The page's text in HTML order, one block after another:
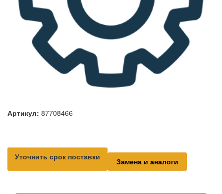
Артикул: 87708466
Уточнить срок поставки Замена и аналоги